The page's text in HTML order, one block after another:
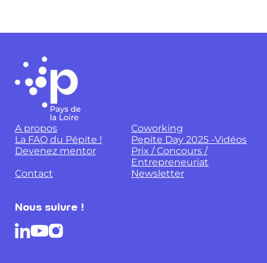
A propos
Coworking
La FAQ du Pépite !
Pepite Day 2025 -Vidéos
Devenez mentor
Prix / Concours /
Entrepreneuriat
Contact
Newsletter
Nous suivre !